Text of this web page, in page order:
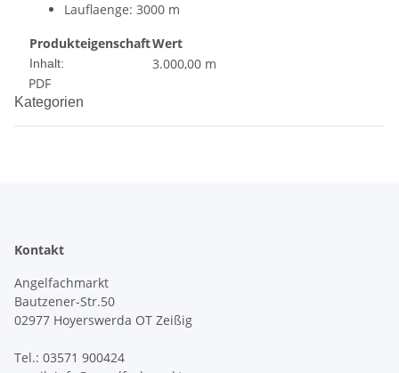
Lauflaenge: 3000 m
ProdukteigenschaftWert
Inhalt:
3.000,00 m
PDF
Kategorien
Kontakt
Angelfachmarkt
Bautzener-Str.50
02977 Hoyerswerda OT Zeißig
Tel.: 03571 900424